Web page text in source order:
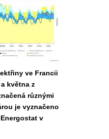
ve Francii
května z
různými
je vyznačeno
v